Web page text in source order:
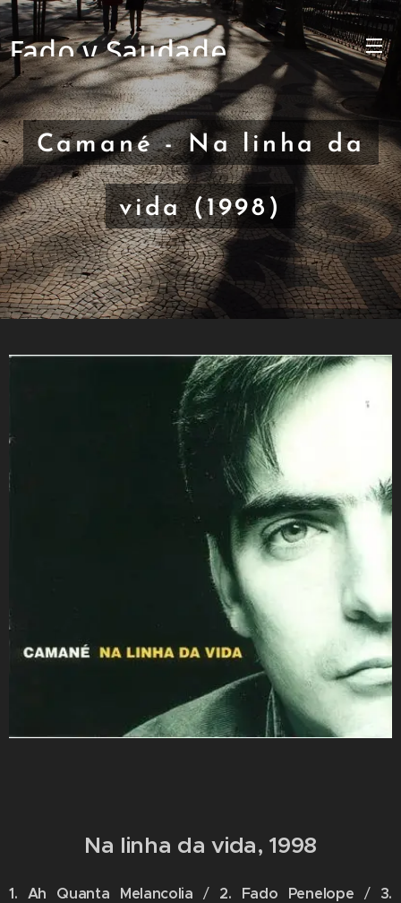
Fado y Saudade
Camané - Na linha da
vida (1998)
Na linha da vida, 1998
1. Ah Quanta Melancolia / 2. Fado Penelope / 3.